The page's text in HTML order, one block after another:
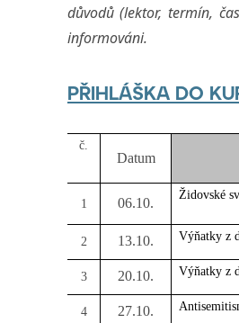
důvodů (lektor, termín,
informováni.
PŘIHLÁŠKA DO
č.
Datum
1 06.10.
Židovské
2 13.10. Výňatky z
3 20.10. Výňatky z
4 27.10.